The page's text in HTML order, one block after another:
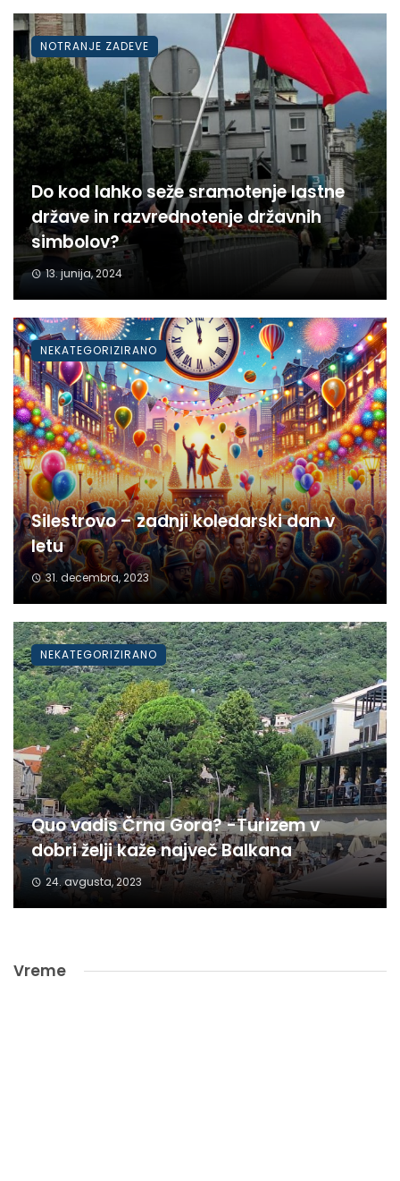
Do kod lahko seže sramotenje lastne
države in razvrednotenje državnih
simbolov?
13. junija, 2024
NOTRANJE ZADEVE
Silestrovo – zadnji koledarski dan v
letu
31. decembra, 2023
NEKATEGORIZIRANO
Quo vadis Črna Gora? -Turizem v
dobri želji kaže največ Balkana
24. avgusta, 2023
NEKATEGORIZIRANO
Vreme